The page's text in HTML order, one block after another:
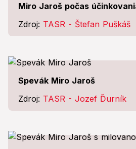
Miro Jaroš počas
Zdroj: TASR - Štefan Puškáš
Spevák Miro Jaroš
Zdroj: TASR - Jozef Ďurník